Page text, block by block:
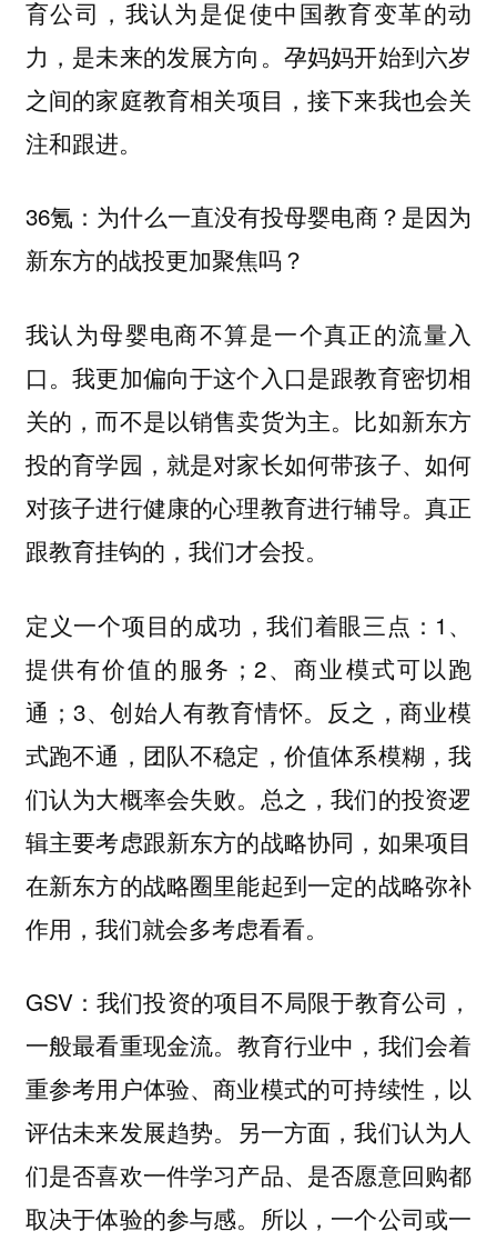
育公司 ，我认为是促使中国教育变革的动
力，是未来的发展方向。 孕妈妈开始到六岁
之间的家庭教育相关项目，接下来我也会关
注和跟进。
36氪：为什么一直没有投母婴电商？是因为
新东方的战投更加聚焦吗？
我认为母婴电商不算是一个真正的流量入
口。我更加偏向于这个入口是跟教育密切相
关的，而不是以销售卖货为主。比如新东方
投的育学园，就是对家长如何带孩子、如何
对孩子进行健康的心理教育进行辅导。 真正
跟教育挂钩的，我们才会投。
定义一个项目的成功，我们着眼三点：1、
提供有价值的服务；2、商业模式可以跑
通；3、创始人有教育情怀。反之，商业模
式跑不通，团队不稳定，价值体系模糊，我
们认为大概率会失败。 总之，我们的投资逻
辑主要考虑跟新东方的战略协同，如果项目
在新东方的战略圈里能起到一定的战略弥补
作用，我们就会多考虑看看。
GSV：我们投资的项目不局限于教育公司，
一般最看重现金流。 教育行业中，我们会着
重参考用户体验、商业模式的可持续性，以
评估未来发展趋势。
另一方面，我们认为人
们是否喜欢一件学习产品、是否愿意回购都
取决于体验的参与感。所以，一个公司或一